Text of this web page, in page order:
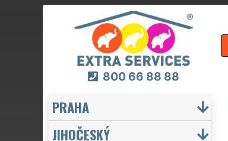
800 66 88 88
PRAHA
JIHOČESKÝ